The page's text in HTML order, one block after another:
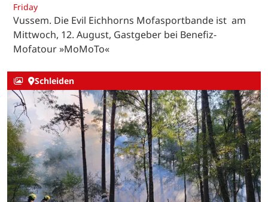
Friday
Vussem. Die Evil Eichhorns Mofasportbande ist am
Mittwoch, 12. August, Gastgeber bei Benefiz-
Mofatour »MoMoTo«
Schleiden